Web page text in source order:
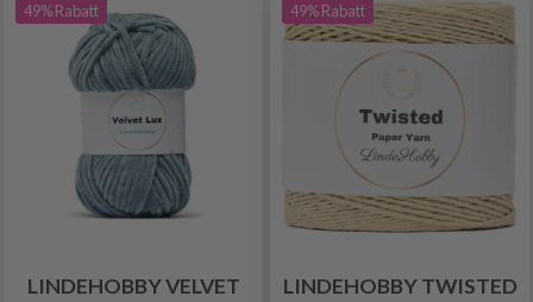
49% Rabatt
LINDEHOBBY VELVET
49% Rabatt
LINDEHOBBY TWISTED